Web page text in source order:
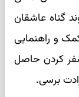
گناه عاشقان
و راهنمایی
کردن حاصل
برسی.